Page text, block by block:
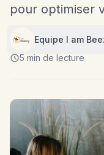
pour optimiser
Equipe I am
5 min de lecture